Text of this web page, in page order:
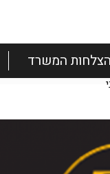
הצלחות המשרד